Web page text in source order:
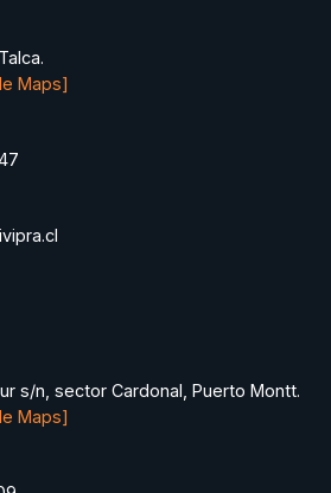
Maps]
s/n, sector Cardonal, Puerto Montt.
Maps]